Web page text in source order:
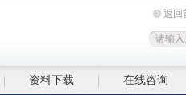
返回
资料下载 在线咨询